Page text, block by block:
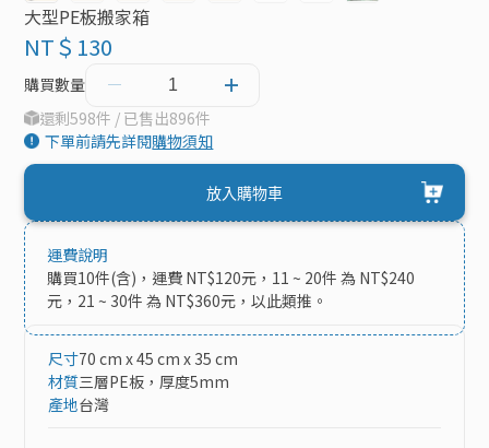
大型PE板搬家箱
NT＄130
購買數量
還剩598件 / 已售出896件
下單前請先詳閱購物須知
放入購物車
運費說明
購買10件(含)，運費 NT$120元，11 ~ 20件 為 NT$240
元，21 ~ 30件 為 NT$360元，以此類推。
尺寸70 cm x 45 cm x 35 cm
材質三層PE板，厚度5mm
產地台灣